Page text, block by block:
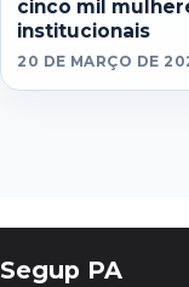
cinco mil
institucionais
20 DE MARÇO DE
Segup PA